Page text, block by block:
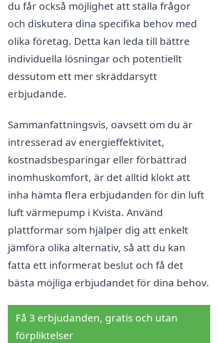
du får också möjlighet att ställa frågor
och diskutera dina specifika behov med
olika företag. Detta kan leda till bättre
individuella lösningar och potentiellt
dessutom ett mer skräddarsytt
erbjudande.
Sammanfattningsvis, oavsett om du är
intresserad av energieffektivitet,
kostnadsbesparingar eller förbättrad
inomhuskomfort, är det alltid klokt att
inha hämta flera erbjudanden för din luft
luft värmepump i Kvista. Använd
plattformar som hjälper dig att enkelt
jämföra olika alternativ, så att du kan
fatta ett informerat beslut och få det
bästa möjliga erbjudandet för dina behov.
Få 3 erbjudanden, gratis och utan
förpliktelser